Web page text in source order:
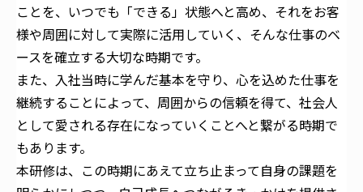
ことを、いつでも「できる」状態へと高め、それをお客
様や周囲に対して実際に活用していく、そんな仕事のベ
ースを確立する大切な時期です。
また、入社当時に学んだ基本を守り、心を込めた仕事を
継続することによって、周囲からの信頼を得て、社会人
として愛される存在になっていくことへと繋がる時期で
もあります。
本研修は、この時期にあえて立ち止まって自身の課題を